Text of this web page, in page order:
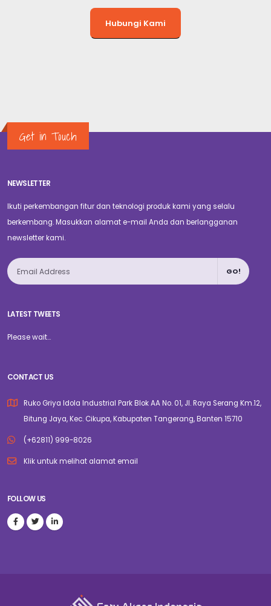
Hubungi Kami
Get in Touch
NEWSLETTER
Ikuti perkembangan fitur dan teknologi produk kami yang selalu
berkembang. Masukkan alamat e-mail Anda dan berlangganan
newsletter kami.
GO!
LATEST TWEETS
Please wait...
CONTACT US
Ruko Griya Idola Industrial Park Blok AA No. 01, Jl. Raya Serang Km.12,
Bitung Jaya, Kec. Cikupa, Kabupaten Tangerang, Banten 15710
(+62811) 999-8026
Klik untuk melihat alamat email
FOLLOW US